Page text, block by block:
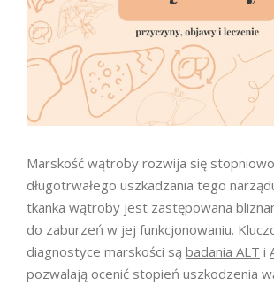
Marskość wątroby rozwija się
długotrwałego uszkadzania tego
tkanka wątroby jest zastępowana
do zaburzeń w jej funkcjonowaniu.
diagnostyce marskości są badania ALT i
pozwalają ocenić stopień uszkodzenia